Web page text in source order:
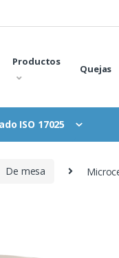
Productos
Quejas
ISO 17025
De mesa